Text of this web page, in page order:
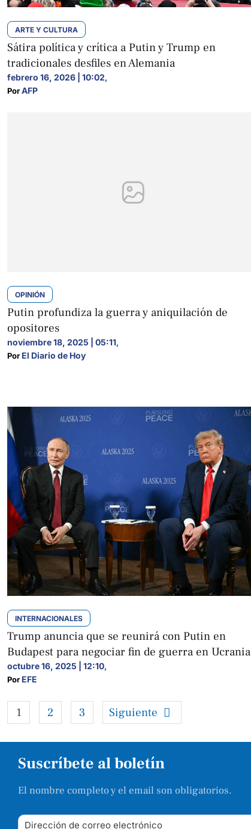
ARTE Y CULTURA
Sátira política y crítica a Putin y Trump en
tradicionales desfiles en Alemania
febrero 16, 2026 | 10:02,
Por AFP
OPINIÓN
Putin profundiza la guerra y aniquilación de
opositores
noviembre 18, 2025 | 05:11,
Por El Diario de Hoy
INTERNACIONALES
Trump anuncia que se reunirá con Putin en
Budapest para negociar fin de guerra en Ucrania
octubre 16, 2025 | 12:10,
Por EFE
1 2 3 Siguiente
Suscríbete al boletín
El nombre completo y el email son obligatorios.